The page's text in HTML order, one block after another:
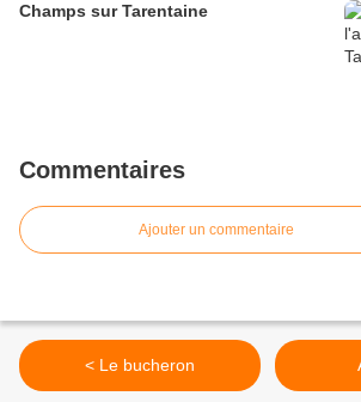
Champs sur Tarentaine
Commentaires
Ajouter un commentaire
< Le bucheron